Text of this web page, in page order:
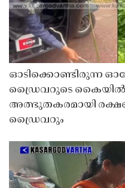
ഓടിക്കൊണ്ടിരുന്ന
ഡ്രൈവറുടെ കൈയിൽ
അത്ഭുതകരമായി
ഡ്രൈവറും